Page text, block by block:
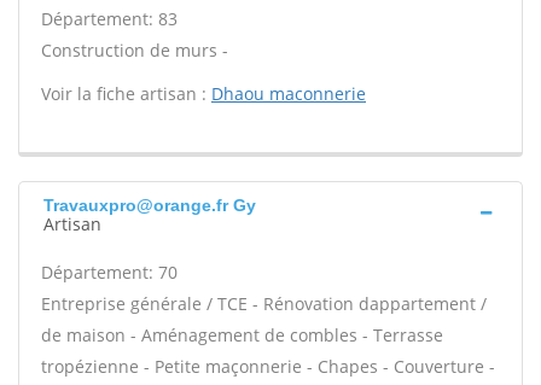
Département: 83
Construction de murs -
Voir la fiche artisan : Dhaou maconnerie
Travauxpro@orange.fr Gy
Artisan
Département: 70
Entreprise générale / TCE - Rénovation dappartement /
de maison - Aménagement de combles - Terrasse
tropézienne - Petite maçonnerie - Chapes - Couverture -